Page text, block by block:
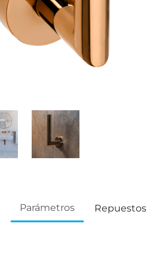
Parámetros Repuestos